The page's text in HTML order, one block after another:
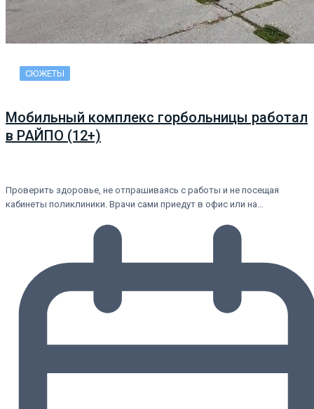
СЮЖЕТЫ
Мобильный комплекс горбольницы работал
в РАЙПО (12+)
Проверить здоровье, не отпрашиваясь с работы и не посещая
кабинеты поликлиники. Врачи сами приедут в офис или на…